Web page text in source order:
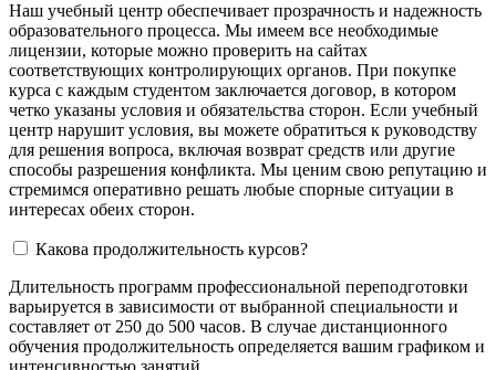
Наш учебный центр обеспечивает прозрачность и надежность
образовательного процесса. Мы имеем все необходимые
лицензии, которые можно проверить на сайтах
соответствующих контролирующих органов. При покупке
курса с каждым студентом заключается договор, в котором
четко указаны условия и обязательства сторон. Если учебный
центр нарушит условия, вы можете обратиться к руководству
для решения вопроса, включая возврат средств или другие
способы разрешения конфликта. Мы ценим свою репутацию и
стремимся оперативно решать любые спорные ситуации в
интересах обеих сторон.
Какова продолжительность курсов?
Длительность программ профессиональной переподготовки
варьируется в зависимости от выбранной специальности и
составляет от 250 до 500 часов. В случае дистанционного
обучения продолжительность определяется вашим графиком и